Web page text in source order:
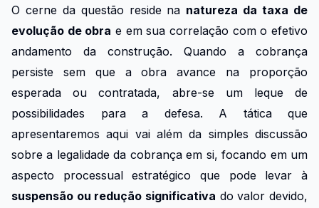
O cerne da questão reside na natureza da taxa de
evolução de obra e em sua correlação com o efetivo
andamento da construção. Quando a cobrança
persiste sem que a obra avance na proporção
esperada ou contratada, abre-se um leque de
possibilidades para a defesa. A tática que
apresentaremos aqui vai além da simples discussão
sobre a legalidade da cobrança em si, focando em um
aspecto processual estratégico que pode levar à
suspensão ou redução significativa do valor devido,